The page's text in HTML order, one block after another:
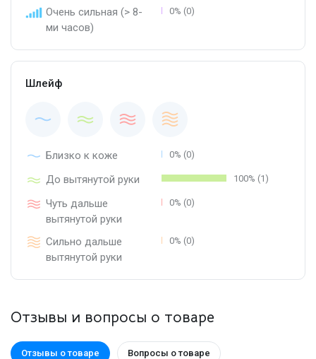
Очень сильная (> 8-
ми часов)
0% (0)
Шлейф
Близко к коже 0% (0)
До вытянутой руки 100% (1)
Чуть дальше
вытянутой руки
0% (0)
Сильно дальше
вытянутой руки
0% (0)
Отзывы и вопросы о товаре
Отзывы о товаре Вопросы о товаре